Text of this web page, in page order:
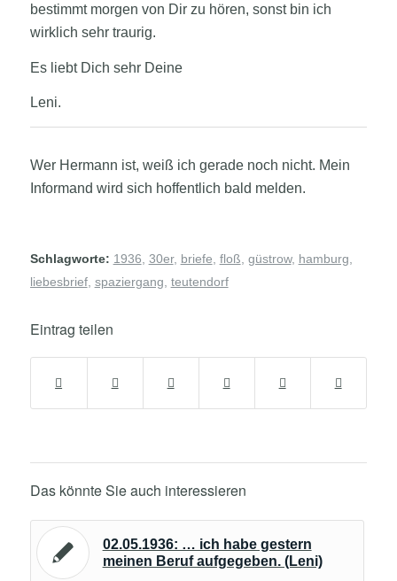
bestimmt morgen von Dir zu hören, sonst bin ich
wirklich sehr traurig.
Es liebt Dich sehr Deine
Leni.
Wer Hermann ist, weiß ich gerade noch nicht. Mein
Informand wird sich hoffentlich bald melden.
Schlagworte: 1936 30er, briefe floß güstrow, hamburg
liebesbrief, spaziergang teutendorf
Eintrag teilen
Das könnte Sie auch interessieren
02.05.1936: … ich habe gestern
meinen Beruf aufgegeben. (Leni)